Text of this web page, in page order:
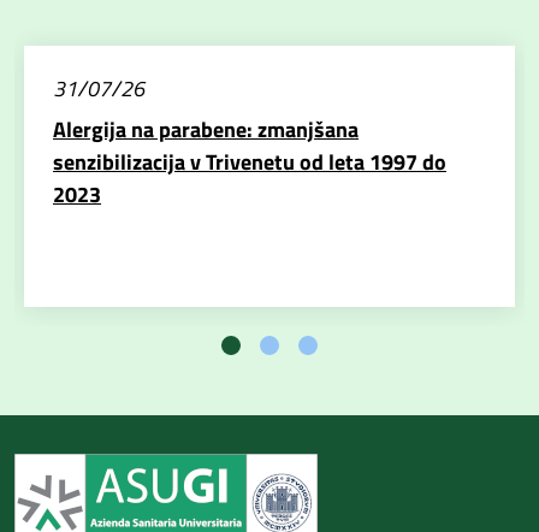
31/07/26
Alergija na parabene: zmanjšana
senzibilizacija v Trivenetu od leta 1997 do
2023